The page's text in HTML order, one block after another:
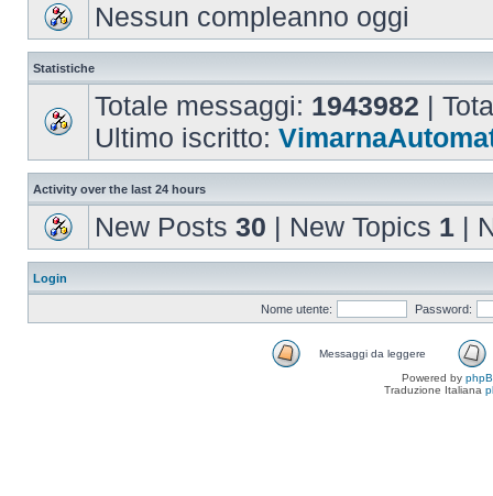
Nessun compleanno oggi
Statistiche
Totale messaggi: 1943982 |
Ultimo iscritto:
Activity over the last 24 hours
New Posts 30 | New Topics 1 |
Login
Nome utente: Password:
Messaggi da leggere
Powered by
Traduzione Italiana